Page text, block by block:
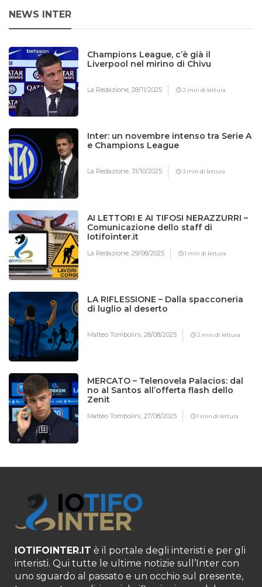
NEWS INTER
Champions League, c’è già il
Liverpool nel mirino di Chivu
La Redazione,28/11/2025 2 min di lettura
Inter: un novembre intenso tra Serie A
e Champions League
La Redazione,31/10/2025 3 min di lettura
AI LETTORI E AI TIFOSI NERAZZURRI –
Comunicazione dello staff di
Iotifointer.it
La Redazione,29/08/2025 1 min di lettura
LA RIFLESSIONE – Dalla spacconeria
di luglio al deserto
Matteo Tombolini,28/08/2025 2 min di lettura
MERCATO – Telenovela Palacios: dal
no al Santos all’offerta flash dello
Zenit
Matteo Tombolini,27/08/2025 1 min di lettura
IOTIFOINTER.IT è il portale degli interisti e per gli
interisti. Qui tutte le ultime notizie sull’Inter con
uno sguardo al passato e un occhio sul presente,